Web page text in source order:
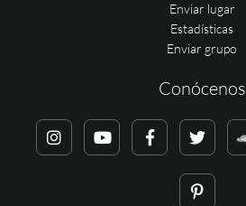
Enviar lugar
Estadísticas
Enviar grupo
Conócenos